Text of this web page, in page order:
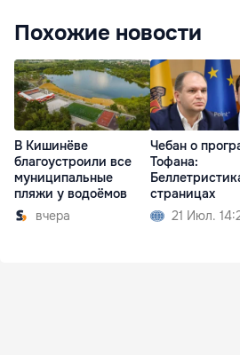
Похожие новости
В Кишинёве
благоустроили все
муниципальные
пляжи у водоёмов
вчера
Чебан о
Тофана:
страницах
21 Июл.